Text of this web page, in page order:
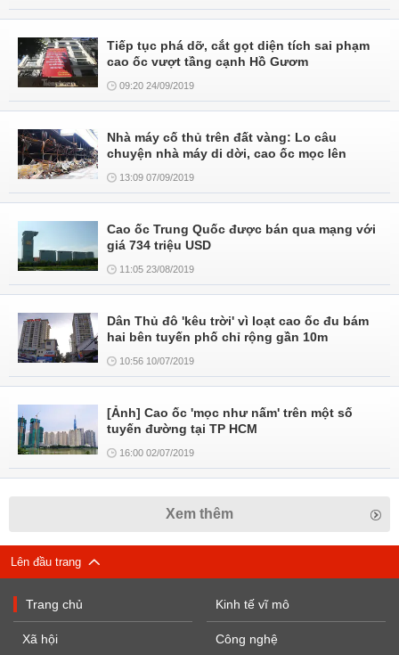
Tiếp tục phá dỡ, cắt gọt diện tích sai phạm
cao ốc vượt tầng cạnh Hồ Gươm
09:20 24/09/2019
Nhà máy cố thủ trên đất vàng: Lo câu
chuyện nhà máy di dời, cao ốc mọc lên
13:09 07/09/2019
Cao ốc Trung Quốc được bán qua mạng với
giá 734 triệu USD
11:05 23/08/2019
Dân Thủ đô 'kêu trời' vì loạt cao ốc đu bám
hai bên tuyến phố chỉ rộng gần 10m
10:56 10/07/2019
[Ảnh] Cao ốc 'mọc như nấm' trên một số
tuyến đường tại TP HCM
16:00 02/07/2019
Xem thêm
Lên đầu trang
Trang chủ
Xã hội
Kinh tế vĩ mô
Công nghệ